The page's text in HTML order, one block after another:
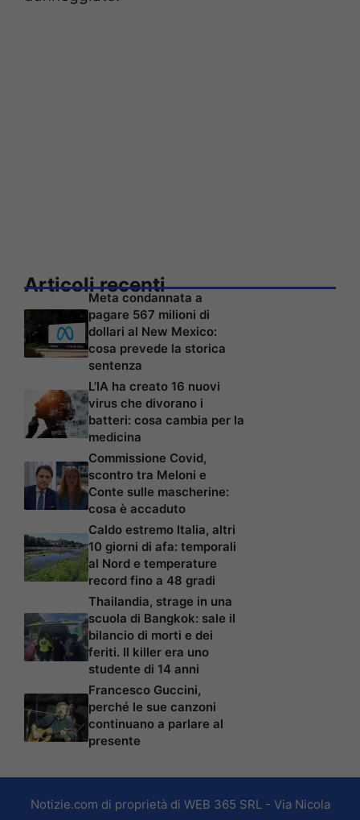
Articoli recenti
Meta condannata a
pagare 567 milioni di
dollari al New Mexico:
cosa prevede la storica
sentenza
L’IA ha creato 16 nuovi
virus che divorano i
batteri: cosa cambia per la
medicina
Commissione Covid,
scontro tra Meloni e
Conte sulle mascherine:
cosa è accaduto
Caldo estremo Italia, altri
10 giorni di afa: temporali
al Nord e temperature
record fino a 48 gradi
Thailandia, strage in una
scuola di Bangkok: sale il
bilancio di morti e dei
feriti. Il killer era uno
studente di 14 anni
Francesco Guccini,
perché le sue canzoni
continuano a parlare al
presente
Notizie.com di proprietà di WEB 365 SRL - Via Nicola